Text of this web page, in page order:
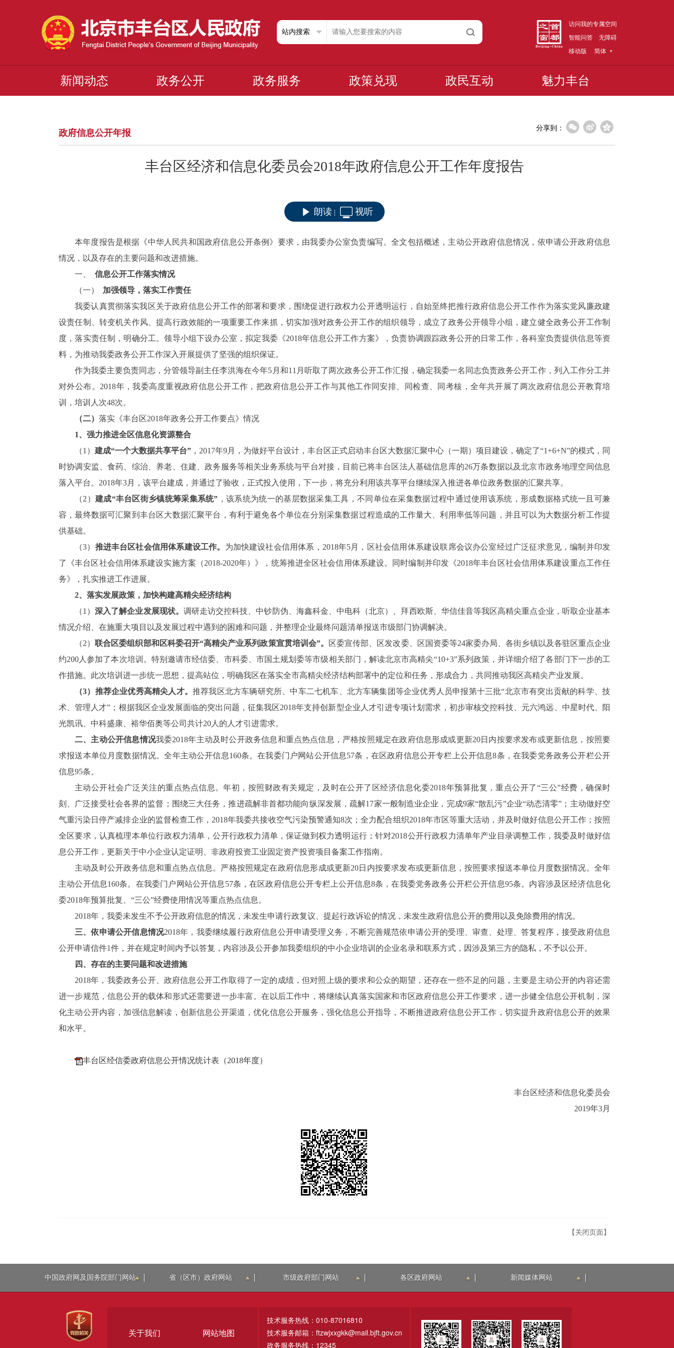
访问我的专属空间
智能问答
无障碍
移动版
简体
新闻动态 政务公开 政务服务 政策兑现 政民互动 魅力丰台
政府信息公开年报 分享到：
丰台区经济和信息化委员会2018年政府信息公开工作年度报告
朗读 视听
本年度报告是根据《中华人民共和国政府信息公开条例》要求，由我委办公室负责编写。全文包括概述，主动公开政府信息情况，依申请公开政府信息
情况，以及存在的主要问题和改进措施。
一、
信息公开工作落实情况
（一）
加强领导，落实工作责任
我委认真贯彻落实我区关于政府信息公开工作的部署和要求，围绕促进行政权力公开透明运行，自始至终把推行政府信息公开工作作为落实党风廉政建
设责任制、转变机关作风、提高行政效能的一项重要工作来抓，切实加强对政务公开工作的组织领导，成立了政务公开领导小组，建立健全政务公开工作制
度，落实责任制，明确分工。领导小组下设办公室，拟定我委《2018年信息公开工作方案》，负责协调跟踪政务公开的日常工作，各科室负责提供信息等资
料， 为推动我委政务公开工作深入开展提供了坚强的组织保证。
作为我委主要负责同志，分管领导副主任李洪海在今年5月和11月听取了两次政务公开工作汇报，确定我委一名同志负责政务公开工作，列入工作分工并
对外公布。2018年，我委高度重视政府信息公开工作，把政府信息公开工作与其他工作同安排、同检查、同考核，全年共开展了两次政府信息公开教育培
训，培训人次48次。
（二） 落实《丰台区2018年政务公开工作要点》情况
1、 强力推进全区信息化资源整合
（1） 建成“一个大数据共享平台” ， 2017年9月，为做好平台设计，丰台区正式启动丰台区大数据汇聚中心（一期）项目建设，确定了“1+6+N”的模式，同
时协调安监、食药、综治、养老、住建、政务服务等相关业务系统与平台对接，目前已将丰台区法人基础信息库的26万条数据以及北京市政务地理空间信息
落入平台。 2018年3月，该平台建成，并通过了验收，正式投入使用，下一步，将充分利用该共享平台继续深入推进各单位政务数据的汇聚共享。
（2） 建成“丰台区街乡镇统筹采集系统” ，该系统为统一的基层数据采集工具，不同单位在采集数据过程中通过使用该系统，形成数据格式统一且可兼
容，最终数据可汇聚到丰台区大数据汇聚平台，有利于避免各个单位在分别采集数据过程造成的工作量大、利用率低等问题，并且可以为大数据分析工作提
供基础。
（3） 推进丰台区社会信用体系建设工作。 为加快建设社会信用体系， 2018年5月，区社会信用体系建设联席会议办公室经过广泛征求意见，编制并印发
了《丰台区社会信用体系建设实施方案（2018-2020年）》，统筹推进全区社会信用体系建设。同时编制并印发《2018年丰台区社会信用体系建设重点工作任
务》，扎实推进工作进展。
2、 落实发展政策，加快构建高精尖经济结构
（1）深入了解企业发展现状。 调研走访交控科技、中钞防伪、海鑫科金、中电科（北京）、拜西欧斯、华信佳音等我区高精尖重点企业，听取企业基本
情况介绍、在施重大项目以及发展过程中遇到的困难和问题，并整理企业最终问题清单报送市级部门协调解决。
（2）联合区委组织部和区科委召开“高精尖产业系列政策宣贯培训会”。 区委宣传部、区发改委、区国资委等24家委办局、各街乡镇以及各驻区重点企业
约200 人参加了本次培训。特别邀请市经信委、市科委、市国土规划委等市级相关部门，解读北京市高精尖“10+3”系列政策，并详细介绍了各部门下一步的工
作措施。此次培训进一步统一思想，提高站位，明确我区在落实全市高精尖经济结构部署中的定位和任务，形成合力，共同推动我区高精尖产业发展。
（3）推荐企业优秀高精尖人才。 推荐我区北方车辆研究所、中车二七机车、北方车辆集团等企业优秀人员申报第十三批“北京市有突出贡献的科学、技
术、管理人才” ；根据我区企业发展面临的突出问题，征集我区2018年支持创新型企业人才引进专项计划需求，初步审核交控科技、元六鸿远、中星时代、阳
光凯讯、中科盛康、裕华佰奥等公司共计20 人的人才引进需求。
二、主动公开信息情况我委2018年主动及时公开政务信息和重点热点信息 ， 严格按照规定在政府信息形成或更新20日内按要求发布或更新信息，按照要
求报送本单位月度数据情况。全年主动公开信息160条。在我委门户网站公开信息57条，在区政府信息公开专栏上公开信息8条，在我委党务政务公开栏公开
信息95条。
主动公开社会广泛关注的重点热点信息。年初，按照财政有关规定，及时在公开了区经济信息化委2018年预算批复，重点公开了“三公”经费，确保时
刻、广泛接受社会各界的监督； 围绕三大任务，推进疏解非首都功能向纵深发展，疏解17家一般制造业企业，完成9家“散乱污”企业“动态清零” ； 主动做好空
气重污染日停产减排企业的监督检查工作， 2018年我委共接收空气污染预警通知8次；全力配合组织2018年市区等重大活动，并及时做好信息公开工作；按照
全区要求，认真梳理本单位行政权力清单，公开行政权力清单，保证做到权力透明运行；针对2018公开行政权力清单年产业目录调整工作，我委及时做好信
息公开工作，更新关于中小企业认定证明、 非政府投资工业固定资产投资项目备案工作指南。
主动及时公开政务信息和重点热点信息。严格按照规定在政府信息形成或更新20日内按要求发布或更新信息，按照要求报送本单位月度数据情况。全年
主动公开信息160条。在我委门户网站公开信息57条，在区政府信息公开专栏上公开信息8条，在我委党务政务公开栏公开信息95条。内容涉及区经济信息化
委2018年预算批复、“三公”经费使用情况等重点热点信息。
2018年 ，我委未发生不予公开政府信息的情况，未发生申请行政复议、提起行政诉讼的情况，未发生政府信息公开的费用 以及免除费用的情况。
三、依申请公开信息情况2018年，我委继续履行政府信息公开申请受理义务，不断完善规范依申请公开的受理、审查、处理、答复程序，接受政府信息
公开申请信件1件，并在规定时间内予以答复，内容涉及公开参加我委组织的中小企业培训的企业名录和联系方式，因涉及第三方的隐私，不予以公开。
四、存在的主要问题和改进措施
2018年，我委政务公开、政府信息公开工作取得了一定的成绩，但对照上级的要求和公众的期望，还存在一些不足的问题，主要是主动公开的内容还需
进一步规范，信息公开的载体和形式还需要进一步丰富。在以后工作中，将继续认真落实国家和市区政府信息公开工作要求，进一步健全信息公开机制，深
化主动公开内容，加强信息解读，创新信息公开渠道，优化信息公开服务，强化信息公开指导，不断推进政府信息公开工作，切实提升政府信息公开的效果
和水平。
丰台区经信委政府信息公开情况统计表（2018年度）
丰台区经济和信息化委员会
2019年3月
【关闭页面】
中国政府网及国务院部门网站 省（区市）政府网站 市级政府部门网站 各区政府网站 新闻媒体网站
关于我们 网站地图
技术服务热线：010-87016810
技术服务邮箱：ftzwjxxgkk@mail.bjft.gov.cn
政务服务热线：12345